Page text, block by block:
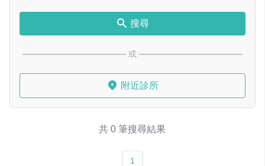
搜尋
或
附近診所
共 0 筆搜尋結果
1